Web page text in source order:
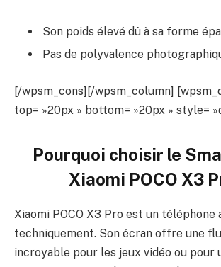
Son poids élevé dû à sa forme
Pas de polyvalence
[/wpsm_cons][/wpsm_column]
top= »20px » bottom= »20px » style=
Pourquoi choisir le
Xiaomi POCO X3
Xiaomi POCO X3 Pro est un téléphone
techniquement. Son écran offre une
incroyable pour les jeux vidéo ou pour